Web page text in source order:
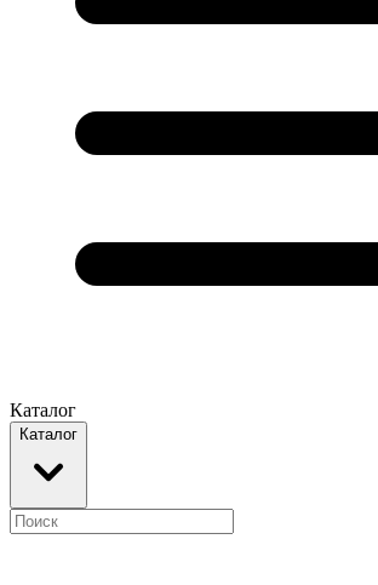
Каталог
Каталог